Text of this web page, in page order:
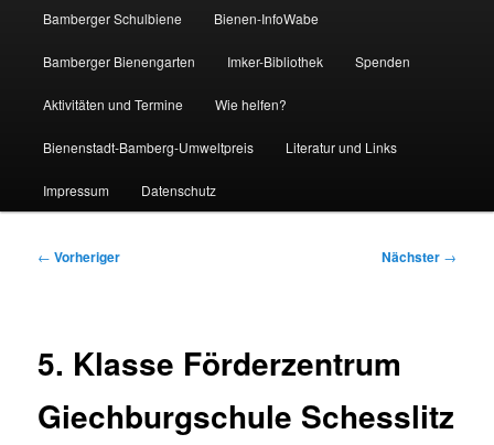
Bamberger Schulbiene Bienen-InfoWabe
Bamberger Bienengarten Imker-Bibliothek Spenden
Aktivitäten und Termine Wie helfen?
Bienenstadt-Bamberg-Umweltpreis Literatur und Links
Impressum Datenschutz
Beitragsnavigation
← Vorheriger Nächster →
5. Klasse Förderzentrum
Giechburgschule Schesslitz